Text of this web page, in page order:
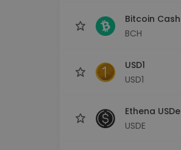
Bitcoin Cash
BCH
USD1
USD1
Ethena USDe
USDE